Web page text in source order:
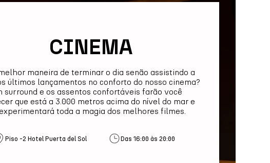
CINEMA
maneira de terminar o dia senão assistindo a
últimos lançamentos no conforto do nosso cinema?
surround e os assentos confortáveis farão você
que está a 3.000 metros acima do nível do mar e
toda a magia dos melhores filmes.
Piso -2 Hotel Puerta del Sol Das 16:00 às 20:00